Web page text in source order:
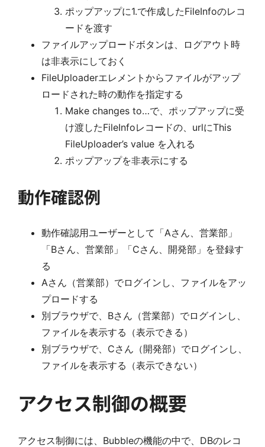
ポップアップに1.で作成したFileInfoのレコ
ードを渡す
ファイルアップロードボタンは、ログアウト時
は非表示にしておく
FileUploaderエレメントからファイルがアップ
ロードされた時の動作を指定する
Make changes to…で、ポップアップに受
け渡したFileInfoレコードの、urlにThis
FileUploader’s value を入れる
ポップアップを非表示にする
動作確認例
動作確認用ユーザーとして「Aさん、営業部」
「Bさん、営業部」「Cさん、開発部」を登録す
る
Aさん（営業部）でログインし、ファイルをアッ
プロードする
別ブラウザで、Bさん（営業部）でログインし、
ファイルを表示する（表示できる）
別ブラウザで、Cさん（開発部）でログインし、
ファイルを表示する（表示できない）
アクセス制御の概要
アクセス制御には、Bubbleの機能の中で、DBのレコ